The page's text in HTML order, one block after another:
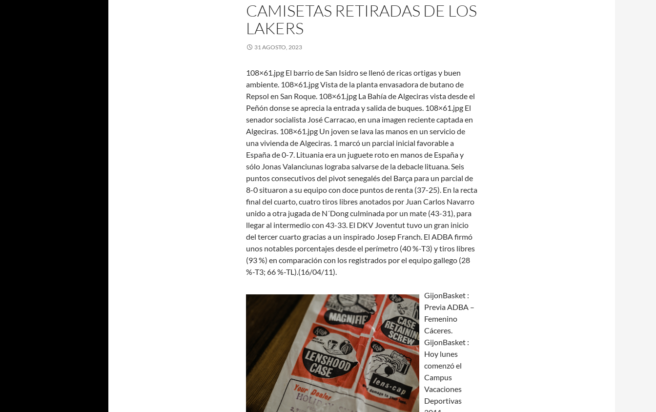
CAMISETAS RETIRADAS DE LOS
LAKERS
31 AGOSTO, 2023
108×61.jpg El barrio de San Isidro se llenó de ricas ortigas y buen
ambiente. 108×61.jpg Vista de la planta envasadora de butano de
Repsol en San Roque. 108×61.jpg La Bahía de Algeciras vista desde el
Peñón donse se aprecia la entrada y salida de buques. 108×61.jpg El
senador socialista José Carracao, en una imagen reciente captada en
Algeciras. 108×61.jpg Un joven se lava las manos en un servicio de
una vivienda de Algeciras. 1 marcó un parcial inicial favorable a
España de 0-7. Lituania era un juguete roto en manos de España y
sólo Jonas Valanciunas lograba salvarse de la debacle lituana. Seis
puntos consecutivos del pivot senegalés del Barça para un parcial de
8-0 situaron a su equipo con doce puntos de renta (37-25). En la recta
final del cuarto, cuatro tiros libres anotados por Juan Carlos Navarro
unido a otra jugada de N´Dong culminada por un mate (43-31), para
llegar al intermedio con 43-33. El DKV Joventut tuvo un gran inicio
del tercer cuarto gracias a un inspirado Josep Franch. El ADBA firmó
unos notables porcentajes desde el perímetro (40 %-T3) y tiros libres
(93 %) en comparación con los registrados por el equipo gallego (28
%-T3; 66 %-TL).(16/04/11).
GijonBasket :
Previa ADBA –
Femenino
Cáceres.
GijonBasket :
Hoy lunes
comenzó el
Campus
Vacaciones
Deportivas